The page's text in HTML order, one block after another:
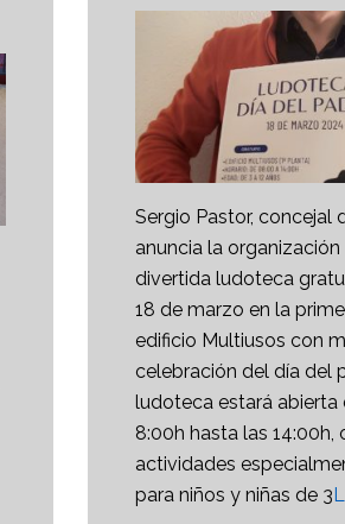
Sergio Pastor, concejal
anuncia la organización
divertida ludoteca
18 de marzo en la
edificio Multiusos con
celebración del día del
ludoteca estará abierta
8:00h hasta las 14:00h,
actividades
para niños y niñas de 3